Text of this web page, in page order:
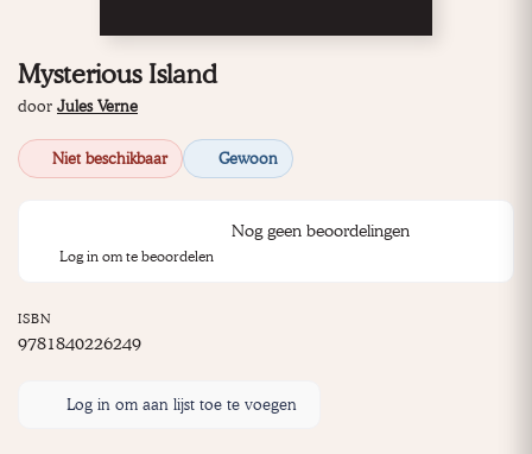
Mysterious Island
door Jules Verne
Niet beschikbaar Gewoon
Nog geen beoordelingen
Log in om te beoordelen
ISBN
9781840226249
Log in om aan lijst toe te voegen